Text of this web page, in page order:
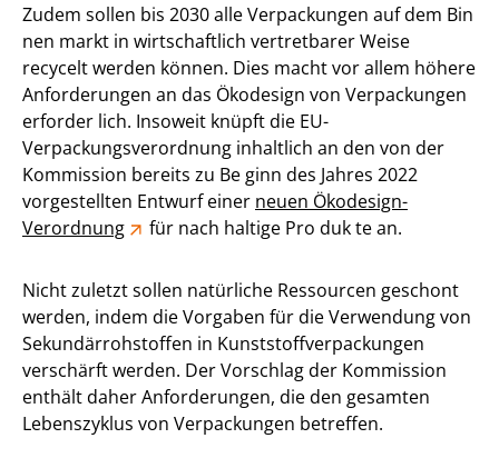
Zudem sollen bis 2030 alle Verpackungen auf dem Bin
nen markt in wirtschaftlich vertretbarer Weise
recycelt werden können. Dies macht vor allem höhere
Anforderungen an das Ökodesign von Verpackungen
erforder lich. Insoweit knüpft die EU-
Verpackungsverordnung inhaltlich an den von der
Kommission bereits zu Be ginn des Jahres 2022
vorgestellten Entwurf einer neuen Ökodesign-
Verordnung
für nach haltige Pro duk te an.
Nicht zuletzt sollen natürliche Ressourcen geschont
werden, indem die Vorgaben für die Verwendung von
Sekundärrohstoffen in Kunststoffverpackungen
verschärft werden. Der Vorschlag der Kommission
enthält daher Anforderungen, die den gesamten
Lebenszyklus von Verpackungen betreffen.